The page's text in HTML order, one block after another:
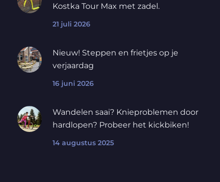
Kostka Tour Max met zadel.
21 juli 2026
Nieuw! Steppen en frietjes op je
verjaardag
16 juni 2026
Wandelen saai? Knieproblemen door
hardlopen? Probeer het kickbiken!
14 augustus 2025